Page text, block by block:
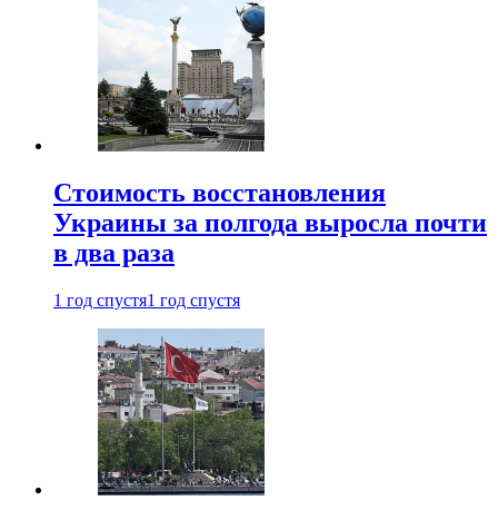
Стоимость восстановления
Украины за полгода выросла почти
в два раза
1 год спустя1 год спустя